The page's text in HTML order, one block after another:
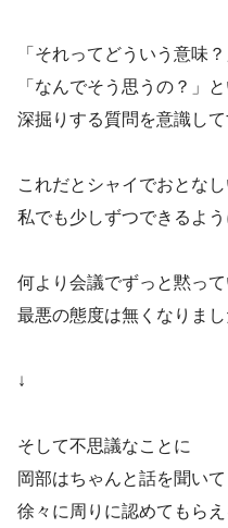
「それってどういう意味？
「なんでそう思うの？」と
深掘りする質問を意識して
これだとシャイでおとな
私でも少しずつできるよ
何より会議でずっと黙って
最悪の態度は無くなりまし
↓
そして不思議なことに
岡部はちゃんと話を聞い
徐々に周りに認めてもら